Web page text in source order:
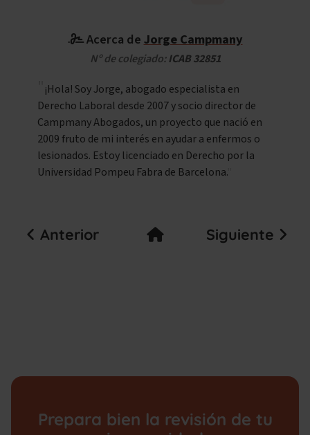
Acerca deJorge Campmany
Nº de colegiado:ICAB 32851
¡Hola! Soy Jorge, abogado especialista en
Derecho Laboral desde 2007 y socio director de
Campmany Abogados, un proyecto que nació en
2009 fruto de mi interés en ayudar a enfermos o
lesionados. Estoy licenciado en Derecho por la
Universidad Pompeu Fabra de Barcelona.
Anterior Siguiente
Prepara bien la revisión de tu